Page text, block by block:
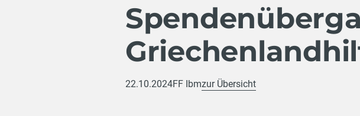
22.10.2024FF Ibmzur Übersicht